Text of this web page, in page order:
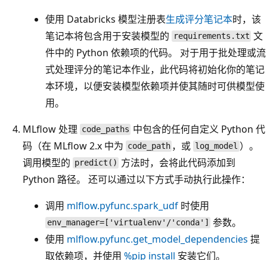
使用 Databricks 模型注册表生成评分笔记本时，该
笔记本将包含用于安装模型的
requirements.txt 文
件中的 Python 依赖项的代码。 对于用于批处理或流
式处理评分的笔记本作业，此代码将初始化你的笔记
本环境，以便安装模型依赖项并使其随时可供模型使
用。
MLflow 处理 code_paths 中包含的任何自定义 Python 代
码（在 MLflow 2.x 中为 code_path ，或 log_model ）。
调用模型的 predict() 方法时，会将此代码添加到
Python 路径。 还可以通过以下方式手动执行此操作：
调用 mlflow.pyfunc.spark_udf 时使用
env_manager=['virtualenv'/'conda']
参数。
使用 mlflow.pyfunc.get_model_dependencies 提
取依赖项，并使用 %pip install 安装它们。